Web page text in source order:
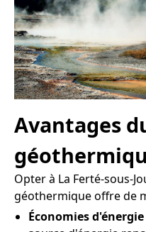
Avantages
Opter à La Ferté-sous-
géothermique offre de
Économies d'énergie